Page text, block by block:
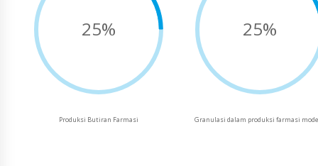
25%
Produksi Butiran Farmasi
25%
Granulasi dalam produksi farmasi